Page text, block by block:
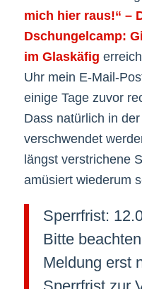
mich hier raus!“ –
Dschungelcamp:
im Glaskäfig
Uhr mein E-Mail-
einige Tage zuvor
Dass natürlich in
verschwendet
längst verstrichene
amüsiert wiederum
Sperrfrist:
Bitte
Meldung erst